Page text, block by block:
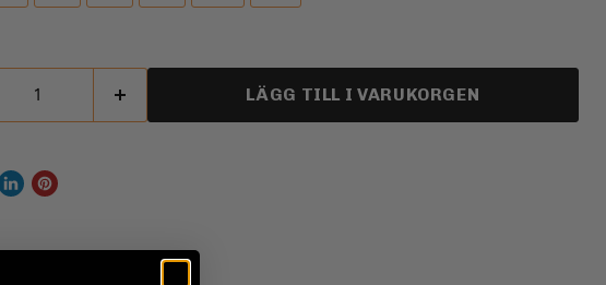
LÄGG TILL I VARUKORGEN